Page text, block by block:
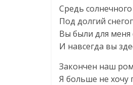
Средь
Под долгий
Вы были для меня
И навсегда вы
Закончен наш
Я больше не хочу